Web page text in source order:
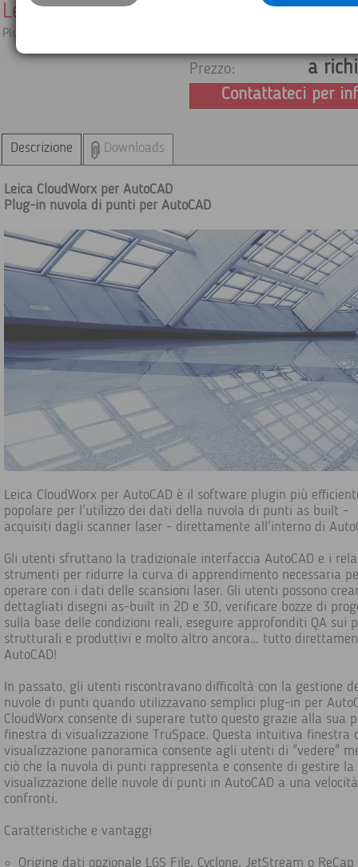
Leica CloudWorx per AutoCAD
Plug-in nuvola di punti per AutoCAD
Prezzo: a
Contattateci per
Descrizione Downloads
Leica CloudWorx per AutoCAD
Plug-in nuvola di punti per AutoCAD
Leica CloudWorx per AutoCAD è il software plugin più
popolare per l'utilizzo dei dati della nuvola di punti as built -
acquisiti dagli scanner laser - direttamente all'interno di
Gli utenti sfruttano la tradizionale interfaccia AutoCAD e i
strumenti per ridurre la curva di apprendimento necessaria
operare con i dati delle scansioni laser. Gli utenti possono
dettagliati disegni as-built in 2D e 3D, verificare bozze di
sulla base delle condizioni reali, eseguire approfonditi QA sui
strutturali e produttivi e molto altro ancora… tutto
AutoCAD!
In passato, gli utenti riscontravano difficoltà con la gestione
nuvole di punti quando utilizzavano semplici plug-in per
CloudWorx consente di superare tutto questo grazie alla sua
finestra di visualizzazione TruSpace. Questa intuitiva finestra
visualizzazione panoramica consente agli utenti di "vedere"
ciò che la nuvola di punti rappresenta e consente di gestire la
visualizzazione delle nuvole di punti in AutoCAD a una
confronti.
Caratteristiche e vantaggi
Origine dati opzionale LGS File, Cyclone, JetStream o ReCap